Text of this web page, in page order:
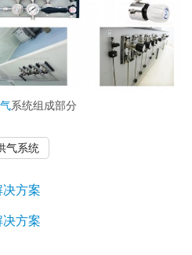
系统组成部分
气系统
方案
方案